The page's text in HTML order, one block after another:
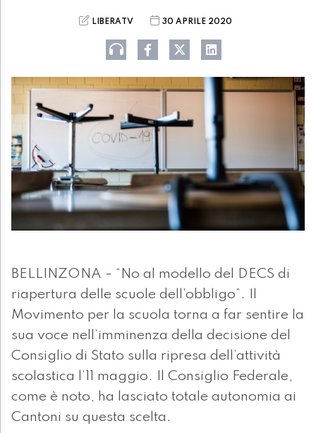
LIBERATV 30 APRILE 2020
BELLINZONA - “No al modello del DECS di
riapertura delle scuole dell’obbligo”. Il
Movimento per la scuola torna a far sentire la
sua voce nell’imminenza della decisione del
Consiglio di Stato sulla ripresa dell’attività
scolastica l’11 maggio. Il Consiglio Federale,
come è noto, ha lasciato totale autonomia ai
Cantoni su questa scelta.